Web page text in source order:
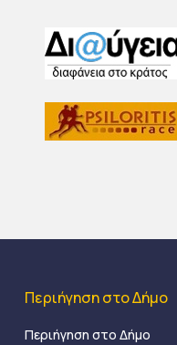
Περιήγηση στο Δήμο
Περιήγηση στο Δήμο